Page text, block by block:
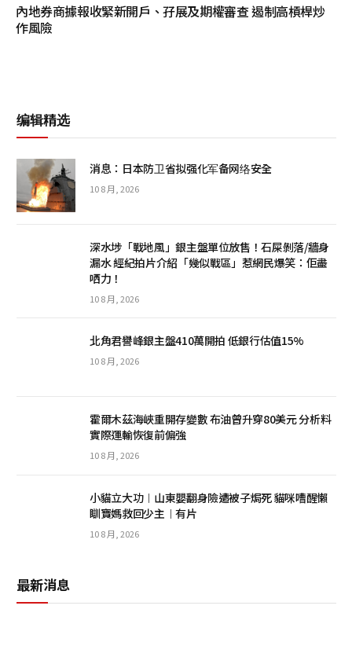
內地券商據報收緊新開戶、孖展及期權審查 遏制高槓桿炒
作風險
编辑精选
消息：日本防卫省拟强化军备网络安全
10 8 月, 2026
深水埗「戰地風」銀主盤單位放售！石屎剝落/牆身
漏水 經紀拍片介紹「幾似戰區」惹網民爆笑：佢盡
哂力！
10 8 月, 2026
北角君譽峰銀主盤410萬開拍 低銀行估值15%
10 8 月, 2026
霍爾木茲海峽重開存變數 布油曾升穿80美元 分析料
實際運輸恢復前偏強
10 8 月, 2026
小貓立大功︱山東嬰翻身險遭被子焗死 貓咪嘈醒懶
瞓寶媽救回少主︱有片
10 8 月, 2026
最新消息